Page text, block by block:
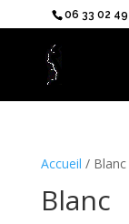
06 33 02 49
Accueil / Blanc
Blanc